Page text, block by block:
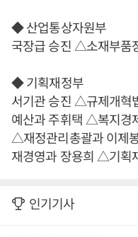
◆ 산업통상자원부
국장급 승진 △소재부품
◆ 기획재정부
서기관 승진 △규제개혁
예산과 주휘택 △복지경
△재정관리총괄과 이제
재경영과 장용희 △기획
인기기사